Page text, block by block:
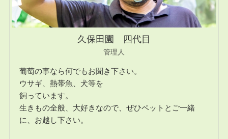
久保田園 四代目
管理人
葡萄の事なら何でもお聞き下さい。
ウサギ、熱帯魚、犬等を
飼っています。
生きもの全般、大好きなので、ぜひペットとご一緒
に、お越し下さい。